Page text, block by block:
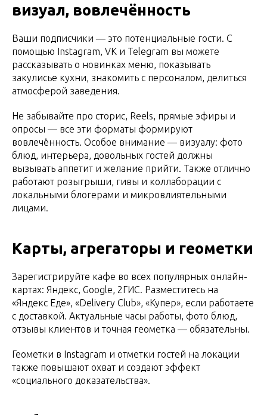
визуал, вовлечённость
Ваши подписчики — это потенциальные гости. С
помощью Instagram, VK и Telegram вы можете
рассказывать о новинках меню, показывать
закулисье кухни, знакомить с персоналом, делиться
атмосферой заведения.
Не забывайте про сторис, Reels, прямые эфиры и
опросы — все эти форматы формируют
вовлечённость. Особое внимание — визуалу: фото
блюд, интерьера, довольных гостей должны
вызывать аппетит и желание прийти. Также отлично
работают розыгрыши, гивы и коллаборации с
локальными блогерами и микровлиятельными
лицами.
Карты, агрегаторы и геометки
Зарегистрируйте кафе во всех популярных онлайн-
картах: Яндекс, Google, 2ГИС. Разместитесь на
«Яндекс Еде», «Delivery Club», «Купер», если работаете
с доставкой. Актуальные часы работы, фото блюд,
отзывы клиентов и точная геометка — обязательны.
Геометки в Instagram и отметки гостей на локации
также повышают охват и создают эффект
«социального доказательства».